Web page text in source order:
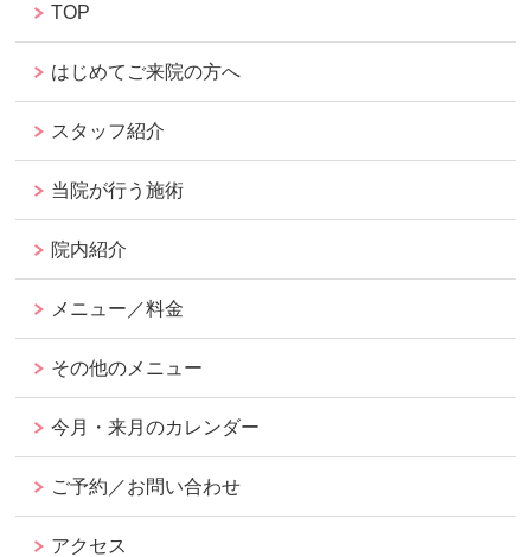
TOP
はじめてご来院の方へ
スタッフ紹介
当院が行う施術
院内紹介
メニュー／料金
その他のメニュー
今月・来月のカレンダー
ご予約／お問い合わせ
アクセス